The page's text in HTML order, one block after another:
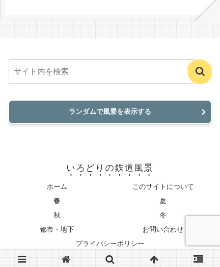
ランダムで風景を表示する
いろどりの鉄道風景
ホーム
このサイトについて
春
夏
秋
冬
都市・地下
お問い合わせ
プライバシーポリシー
© 2022-2026 いろどりの鉄道風景.